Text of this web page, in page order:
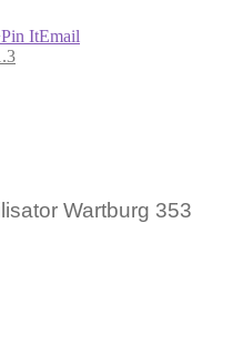
Pin ItEmail
Wartburg 353